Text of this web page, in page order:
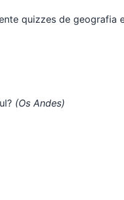
quizzes de
(Os Andes)